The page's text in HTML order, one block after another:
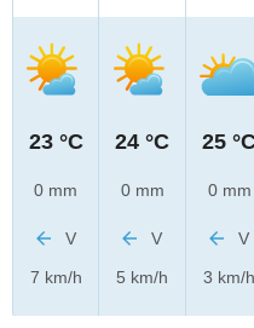
23 °C
0 mm
V
7 km/h
24 °C
0 mm
V
5 km/h
25
0 mm
V
3 km/h